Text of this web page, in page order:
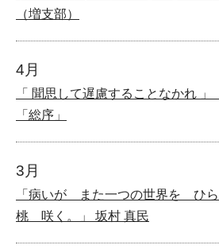
（増支部）
4月
「 聞思して遅慮することなかれ 」
「総序」
3月
「病いが また一つの世界を ひ
桃 咲く。」 坂村 真民